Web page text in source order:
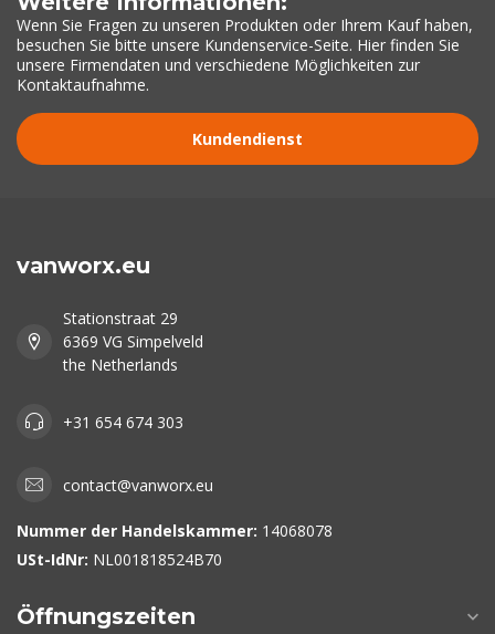
Wenn Sie Fragen zu unseren Produkten oder Ihrem Kauf haben,
besuchen Sie bitte unsere Kundenservice-Seite. Hier finden Sie
unsere Firmendaten und verschiedene Möglichkeiten zur
Kontaktaufnahme.
Kundendienst
vanworx.eu
Stationstraat 29
6369 VG Simpelveld
the Netherlands
+31 654 674 303
contact@vanworx.eu
Nummer der Handelskammer: 14068078
USt-IdNr: NL001818524B70
Öffnungszeiten